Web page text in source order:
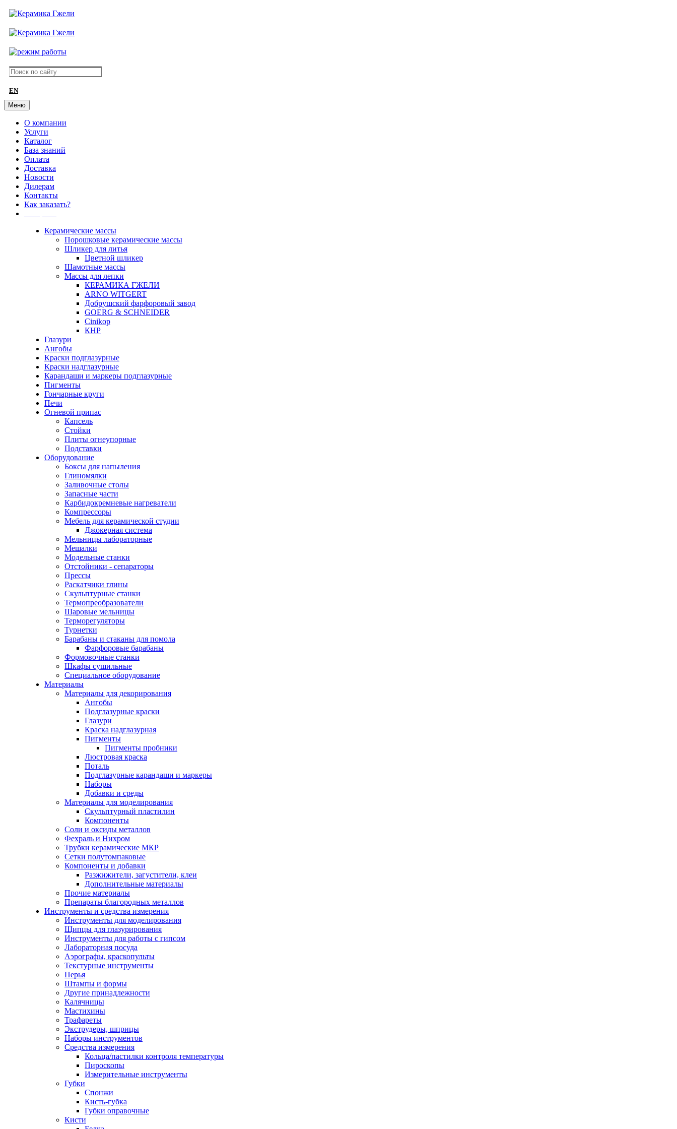
EN
Меню
О компании
Услуги
Каталог
База знаний
Оплата
Доставка
Новости
Дилерам
Контакты
Как заказать?
Керамические массы
Порошковые керамические массы
Шликер для литья
Цветной шликер
Шамотные массы
Массы для лепки
КЕРАМИКА ГЖЕЛИ
ARNO WITGERT
Добрушский фарфоровый завод
GOERG & SCHNEIDER
Cinikop
КНР
Глазури
Ангобы
Краски подглазурные
Краски надглазурные
Карандаши и маркеры подглазурные
Пигменты
Гончарные круги
Печи
Огневой припас
Капсель
Стойки
Плиты огнеупорные
Подставки
Оборудование
Боксы для напыления
Глиномялки
Заливочные столы
Запасные части
Карбидокремневые нагреватели
Компрессоры
Мебель для керамической студии
Джокерная система
Мельницы лабораторные
Мешалки
Модельные станки
Отстойники - сепараторы
Прессы
Раскатчики глины
Скульптурные станки
Термопреобразователи
Шаровые мельницы
Терморегуляторы
Турнетки
Барабаны и стаканы для помола
Фарфоровые барабаны
Формовочные станки
Шкафы сушильные
Специальное оборудование
Материалы
Материалы для декорирования
Ангобы
Подглазурные краски
Глазури
Краска надглазурная
Пигменты
Пигменты пробники
Люстровая краска
Поталь
Подглазурные карандаши и маркеры
Наборы
Добавки и среды
Материалы для моделирования
Скульптурный пластилин
Компоненты
Соли и оксиды металлов
Фехраль и Нихром
Трубки керамические МКР
Сетки полутомпаковые
Компоненты и добавки
Разжижители, загустители, клеи
Дополнительные материалы
Прочие материалы
Препараты благородных металлов
Инструменты и средства измерения
Инструменты для моделирования
Щипцы для глазурирования
Инструменты для работы с гипсом
Лабораторная посуда
Аэрографы, краскопульты
Текстурные инструменты
Перья
Штампы и формы
Другие принадлежности
Калячницы
Мастихины
Трафареты
Экструдеры, шприцы
Наборы инструментов
Средства измерения
Кольца/пастилки контроля температуры
Пироскопы
Измерительные инструменты
Губки
Спонжи
Кисть-губка
Губки оправочные
Кисти